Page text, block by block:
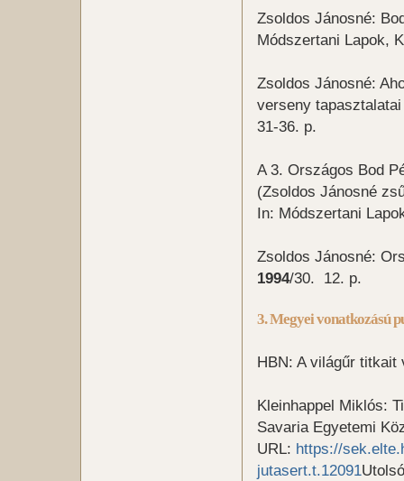
Zsoldos Jánosné:
Módszertani Lapok,
Zsoldos Jánosné:
verseny
31-36. p.
A 3. Országos Bod
(Zsoldos Jánosné
In: Módszertani
Zsoldos Jánosné:
1994/30. 12. p.
3. Megyei vonatkozású
HBN: A világűr
Kleinhappel Miklós:
Savaria Egyetemi
URL: https://
jutasert.t.12091